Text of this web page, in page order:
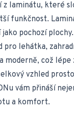
laminátu, které
funkčnost.
pochozí
lehátka,
což lépe
vzhled
vám přináší
a komfort.